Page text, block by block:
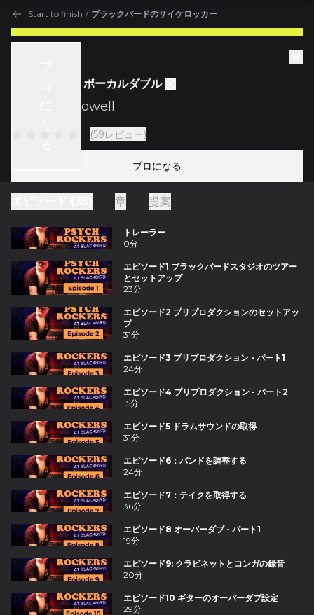
Start to finish / ブラックバードのサイケロッカー
エピソード19 ボーカルダブル
Vance Powell
(59レビュー)
プロになる
章 提案
トレーラー
0分
エピソード1 ブラックバードスタジオのツアー
とセットアップ
23分
エピソード2 プリプロダクションのセットアッ
プ
31分
エピソード3 プリプロダクション - パート1
24分
エピソード4 プリプロダクション - パート2
15分
エピソード5 ドラムサウンドの取得
31分
エピソード6：バンドを調整する
24分
エピソード7：テイクを取得する
36分
エピソード8 オーバーダブ - パート1
19分
エピソード9: クラビネットとコンガの録音
20分
エピソード10 ギターのオーバーダブ設定
29分